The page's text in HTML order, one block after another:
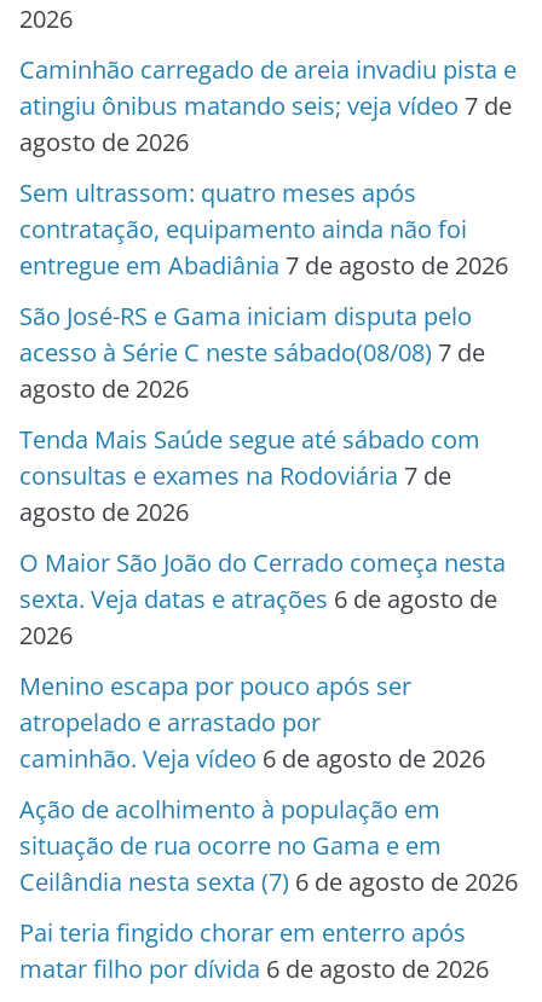
2026
Caminhão carregado de areia invadiu pista e
atingiu ônibus matando seis; veja vídeo 7 de
agosto de 2026
Sem ultrassom: quatro meses após
contratação, equipamento ainda não foi
entregue em Abadiânia 7 de agosto de 2026
São José-RS e Gama iniciam disputa pelo
acesso à Série C neste sábado(08/08) 7 de
agosto de 2026
Tenda Mais Saúde segue até sábado com
consultas e exames na Rodoviária 7 de
agosto de 2026
O Maior São João do Cerrado começa nesta
sexta. Veja datas e atrações 6 de agosto de
2026
Menino escapa por pouco após ser
atropelado e arrastado por
caminhão. Veja vídeo 6 de agosto de 2026
Ação de acolhimento à população em
situação de rua ocorre no Gama e em
Ceilândia nesta sexta (7) 6 de agosto de 2026
Pai teria fingido chorar em enterro após
matar filho por dívida 6 de agosto de 2026